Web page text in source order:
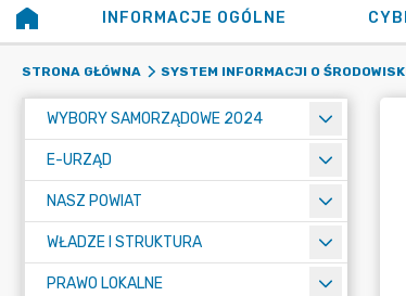
INFORMACJE OGÓLNE
STRONA GŁÓWNA SYSTEM INFORMACJI O
WYBORY SAMORZĄDOWE 2024
E-URZĄD
NASZ POWIAT
WŁADZE I STRUKTURA
PRAWO LOKALNE